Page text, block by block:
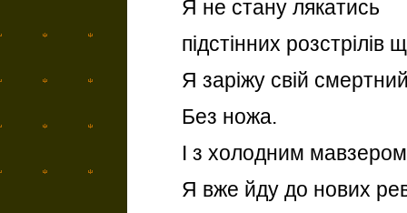
Я не стану лякатись
підстінних розстрілів
Я заріжу свій
Без ножа.
І з холодним мавзером
Я вже йду до нових